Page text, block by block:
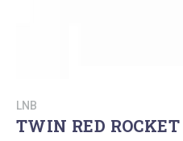
LNB
TWIN RED ROCKET